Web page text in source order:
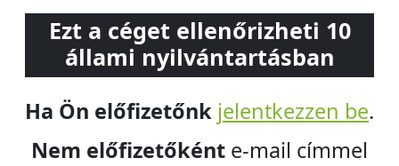
Ezt a céget ellenőrizheti 10
állami nyilvántartásban
Ha Ön előfizetőnk jelentkezzen be.
Nem előfizetőként e-mail címmel